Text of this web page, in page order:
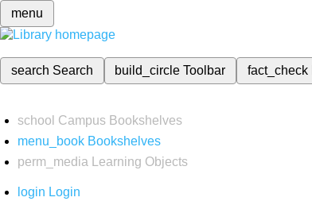
menu
search Search build_circleToolbar fact_check
school Campus Bookshelves
menu_book Bookshelves
perm_media
Learning Objects
login Login